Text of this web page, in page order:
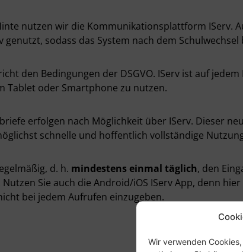
Wir verwenden
nutzen wir die Kommunikationsplattform IServ.
genutzt, sodass das System nach dem
den Bedingungen der DSGVO. IServ ist auf
Tablet oder Smartphone zu nutzen.
erfolgen nach Möglichkeit über IServ. Dieser
schnelle und hoffentlich vollständige
d. h. mindestens einmal täglich, den
Sie auch die Android/iOS IServ App, denn
bei jedem Aufrufen einzugeben.